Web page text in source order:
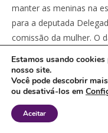
manter as meninas na
para a deputada
comissão da mulher. O
e passou muita fome e
coitadas das
mundo, e ela era
poder, mexer o braço,
mandou uma
Estamos usando
nosso site.
Você pode descobrir
ou desativá-los em
Aceitar